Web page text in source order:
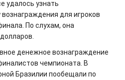
удалось узнать
для игроков
По слухам, она
денежное вознаграждение
чемпионата. В
Бразилии пообещали по